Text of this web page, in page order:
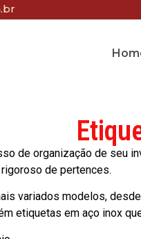
de organização de seu
de pertences.
variados modelos,
etiquetas em aço inox